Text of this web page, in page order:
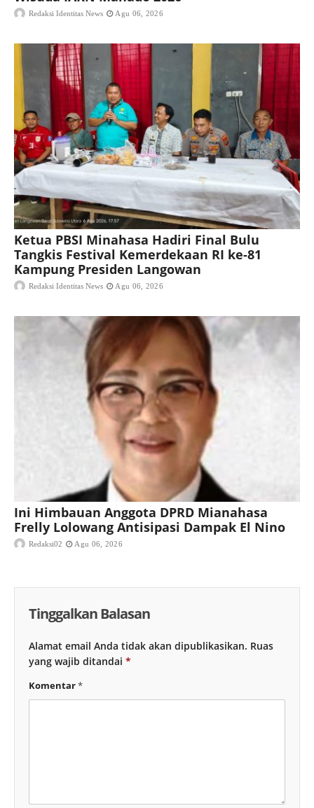
Redaksi Identitas News Agu 06, 2026
Ketua PBSI Minahasa Hadiri Final Bulu
Tangkis Festival Kemerdekaan RI ke-81
Kampung Presiden Langowan
Redaksi Identitas News Agu 06, 2026
Ini Himbauan Anggota DPRD Mianahasa
Frelly Lolowang Antisipasi Dampak El Nino
Redaksi02 Agu 06, 2026
Tinggalkan Balasan
Alamat email Anda tidak akan dipublikasikan. Ruas
yang wajib ditandai *
Komentar*